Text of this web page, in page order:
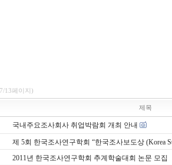
13페이지)
제목
국내주요조사회사 취업박람회 개최 안내
제 5회 한국조사연구학회 “한국조사보도상 (Korea
2011년 한국조사연구학회 추계학술대회 논문 모집